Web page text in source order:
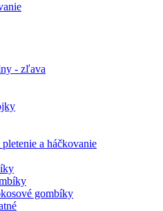
- zľava
a háčkovanie
gombíky